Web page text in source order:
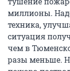
миллионы.
техника,
ситуация
чем в
разы меньше.